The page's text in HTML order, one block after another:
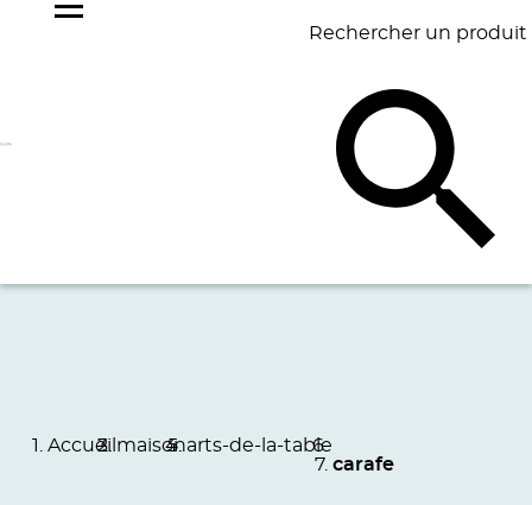
Rechercher un produit
BAGAGERIE BUREAU
Accueil maisonarts-de-la-table
carafe